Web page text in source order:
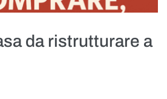
da ristrutturare a